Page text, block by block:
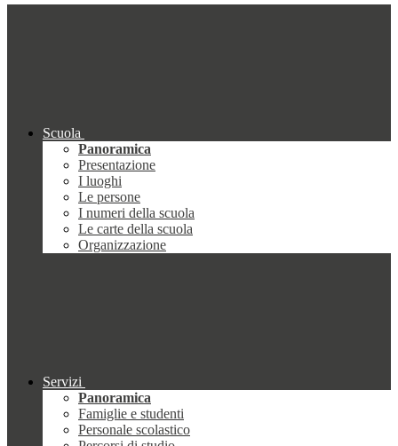
Scuola
Panoramica
Presentazione
I luoghi
Le persone
I numeri della scuola
Le carte della scuola
Organizzazione
Servizi
Panoramica
Famiglie e studenti
Personale scolastico